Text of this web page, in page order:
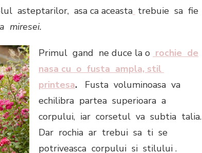
asteptarilor, asa ca aceasta trebuie sa fie
miresei.
Primul gand ne duce la o rochie de
nasa cu o fusta ampla, stil
printesa. Fusta voluminoasa va
echilibra partea superioara a
corpului, iar corsetul va subtia talia.
Dar rochia ar trebui sa ti se
potriveasca corpului si stilului .